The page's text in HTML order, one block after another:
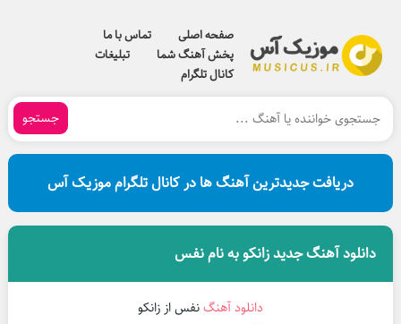
صفحه اصلی
تماس با ما
پخش آهنگ شما
تبلیغات
کانال تلگرام
جستجو
دریافت جدیدترین آهنگ ها در کانال تلگرام موزیک آس
دانلود آهنگ جدید زانکو به نام نفس
دانلود آهنگنفس از زانکو